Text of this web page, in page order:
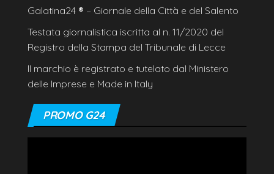
Galatina24 ® – Giornale della Città e del Salento
Testata giornalistica iscritta al n. 11/2020 del
Registro della Stampa del Tribunale di Lecce
Il marchio è registrato e tutelato dal Ministero
delle Imprese e Made in Italy
PROMO G24